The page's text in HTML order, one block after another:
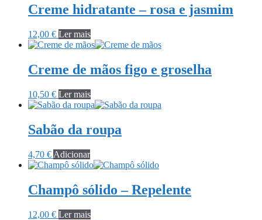
Creme hidratante – rosa e jasmim
12,00 € Ler mais
Creme de mãos figo e groselha
10,50 € Ler mais
Sabão da roupa
4,70 € Adicionar
Champô sólido – Repelente
12,00 € Ler mais